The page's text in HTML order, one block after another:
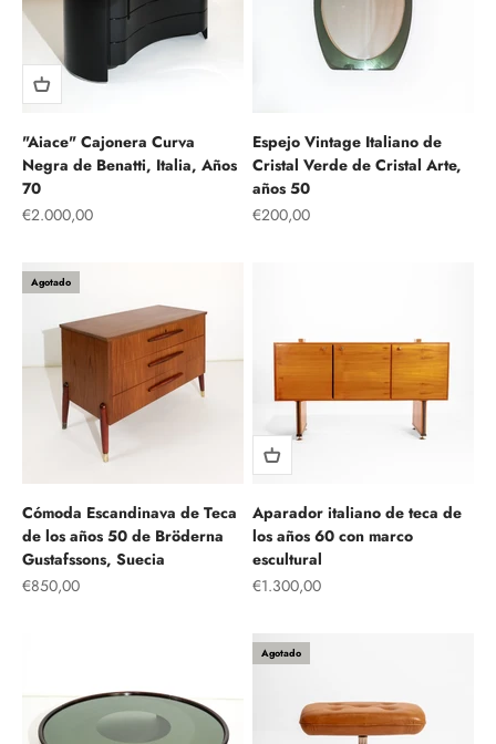
"Aiace" Cajonera Curva
Negra de Benatti, Italia, Años
70
Precio de oferta
€2.000,00
Espejo Vintage Italiano de
Cristal Verde de Cristal Arte,
años 50
Precio de oferta
€200,00
Agotado
Cómoda Escandinava de Teca
de los años 50 de Bröderna
Gustafssons, Suecia
Precio de oferta
€850,00
Aparador italiano de teca de
los años 60 con marco
escultural
Precio de oferta
€1.300,00
Agotado